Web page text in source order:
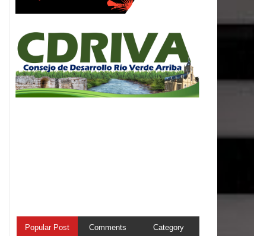
Popular Post Comments Category